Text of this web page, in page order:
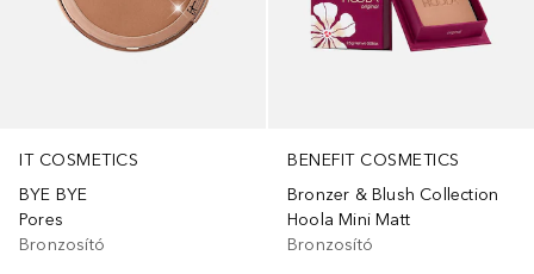
IT COSMETICS
BYE BYE
Pores
Bronzosító
BENEFIT COSMETICS
Bronzer & Blush Collection
Hoola Mini Matt
Bronzosító